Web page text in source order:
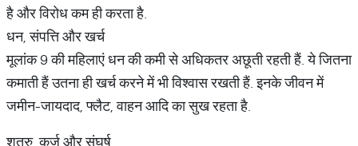
है और विरोध कम ही करता है.
धन, संपत्ति और खर्च
मूलांक 9 की महिलाएं धन की कमी से अधिकतर अछूती रहती हैं. ये जितना
कमाती हैं उतना ही खर्च करने में भी विश्वास रखती हैं. इनके जीवन में
जमीन-जायदाद, फ्लैट, वाहन आदि का सुख रहता है.
शत्रु, कर्ज और संघर्ष